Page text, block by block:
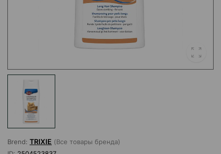
Brend: TRIXIE (Все товары бренда)